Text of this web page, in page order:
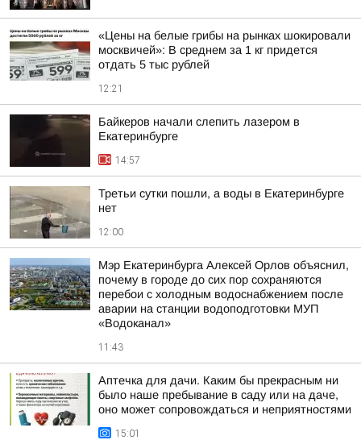
«Цены на белые грибы на рынках шокировали
москвичей»: В среднем за 1 кг придется
отдать 5 тыс рублей
12:21
Байкеров начали слепить лазером в
Екатеринбурге
14:57
Третьи сутки пошли, а воды в Екатеринбурге
нет
12:00
Мэр Екатеринбурга Алексей Орлов объяснил,
почему в городе до сих пор сохраняются
перебои с холодным водоснабжением после
аварии на станции водоподготовки МУП
«Водоканал»
11:43
Аптечка для дачи. Каким бы прекрасным ни
было наше пребывание в саду или на даче,
оно может сопровождаться и неприятностями
15:01